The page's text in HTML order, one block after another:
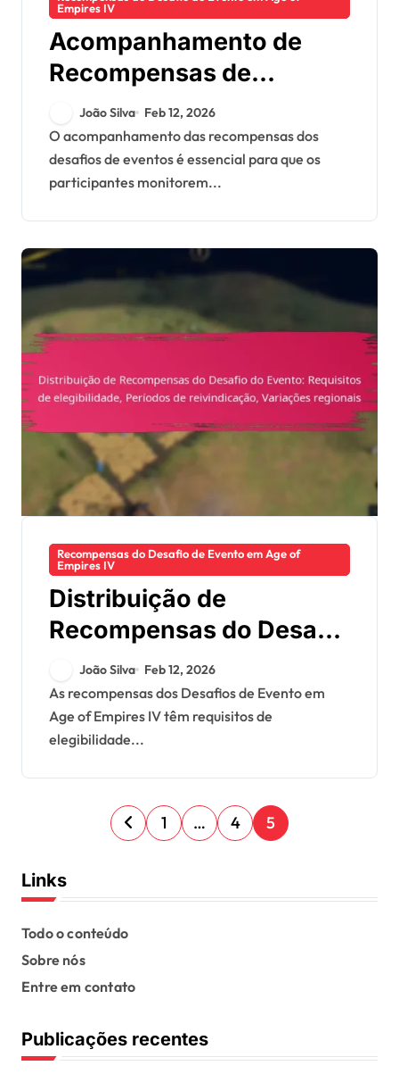
Empires IV
Acompanhamento de
Recompensas de
Desafios de Eventos:
Monitorização de
progresso, sistemas de
classificação,
procedimentos de
reivindicação
João Silva Feb 12, 2026
O acompanhamento das recompensas dos
desafios de eventos é essencial para que os
participantes monitorem...
Recompensas do Desafio de Evento em Age of
Empires IV
Distribuição de
Recompensas do Desafio
do Evento: Requisitos de
elegibilidade, Períodos
de reivindicação,
Variações regionais
João Silva Feb 12, 2026
As recompensas dos Desafios de Evento em
Age of Empires IV têm requisitos de
elegibilidade...
P
o
t
s
a
i
1 … 4 5
Links
Todo o conteúdo
Sobre nós
Entre em contato
Publicações recentes